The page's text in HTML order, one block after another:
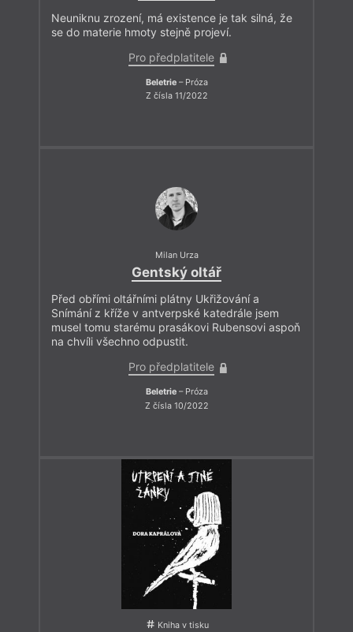
Neuniknu zrození, má existence je tak silná, že
se do materie hmoty stejně projeví.
Pro předplatitele
Beletrie– Próza
Z čísla 11/2022
Milan Urza
Gentský oltář
Před obřími oltářními plátny Ukřižování a
Snímání z kříže v antverpské katedrále jsem
musel tomu starému prasákovi Rubensovi aspoň
na chvíli všechno odpustit.
Pro předplatitele
Beletrie– Próza
Z čísla 10/2022
Kniha v tisku